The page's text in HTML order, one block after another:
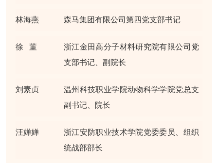
林海燕 森马集团有限公司第四党支部书记
徐 董
浙江金田高分子材料研究院有限公司党
支部书记、副院长
刘素贞
温州科技职业学院动物科学学院党总支
副书记、院长
汪婵婵
浙江安防职业技术学院党委委员、组织
统战部部长